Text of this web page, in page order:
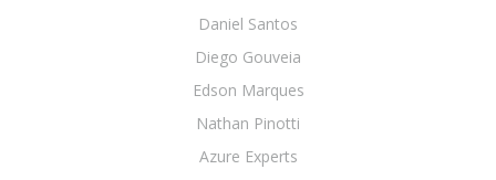
Daniel Santos
Diego Gouveia
Edson Marques
Nathan Pinotti
Azure Experts